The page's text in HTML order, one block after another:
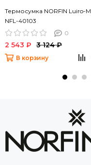
Термосумка NORFIN Luiro-M
NFL-40103
0
2 543 ₽ 3 124 ₽
В корзину